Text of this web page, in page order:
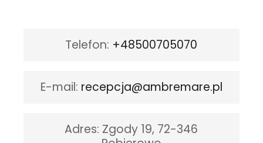
Telefon: +48500705070
E-mail: recepcja@ambremare.pl
Adres: Zgody 19, 72-346